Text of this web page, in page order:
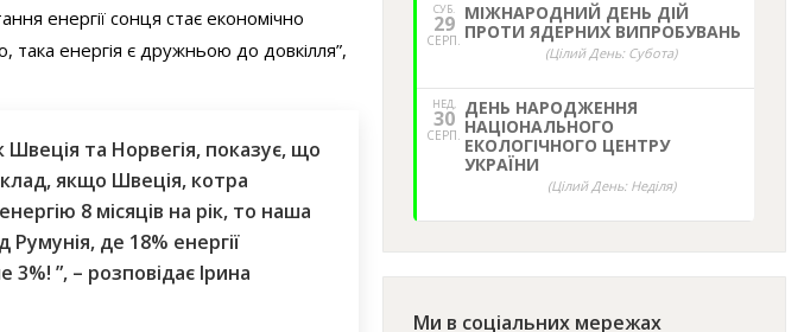
енергії сонця стає економічно
енергія є дружньою до довкілля”,
Швеція та Норвегія, показує, що
якщо Швеція, котра
8 місяців на рік, то наша
де 18% енергії
”, – розповідає Ірина
СУБ.
29
СЕРП.
МІЖНАРОДНИЙ ДЕНЬ ДІЙ
ПРОТИ ЯДЕРНИХ ВИПРОБУВАНЬ
(Цілий День: Субота)
НЕД,
30
СЕРП.
ДЕНЬ НАРОДЖЕННЯ
НАЦІОНАЛЬНОГО
ЕКОЛОГІЧНОГО ЦЕНТРУ
УКРАЇНИ
(Цілий День: Неділя)
Ми в соціальних мережах